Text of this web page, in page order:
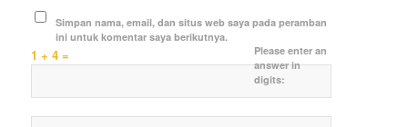
Simpan nama, email, dan situs web saya pada peramban
ini untuk komentar saya berikutnya.
Please enter an
answer in
digits:
1 + 4 =